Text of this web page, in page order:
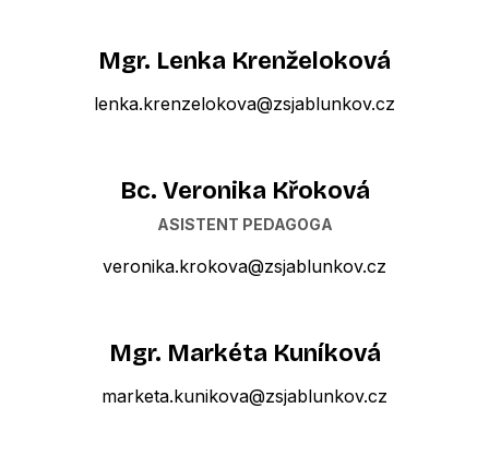
Mgr. Lenka Krenželoková
lenka.krenzelokova@zsjablunkov.cz
Bc. Veronika Křoková
ASISTENT PEDAGOGA
veronika.krokova@zsjablunkov.cz
Mgr. Markéta Kuníková
marketa.kunikova@zsjablunkov.cz